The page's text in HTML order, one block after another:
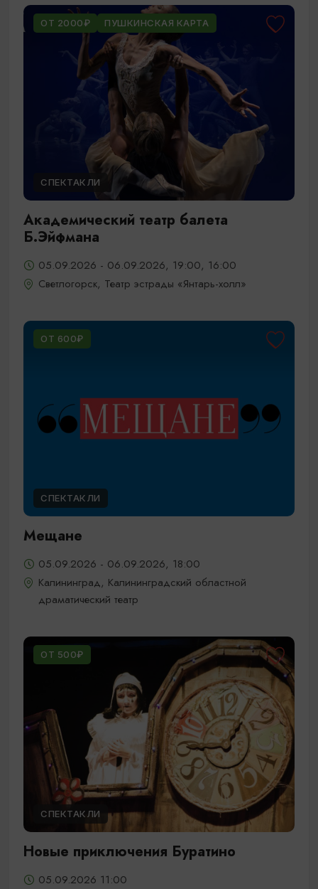
ОТ 2000₽ ПУШКИНСКАЯ КАРТА
СПЕКТАКЛИ
Академический театр балета
Б.Эйфмана
05.09.2026 - 06.09.2026, 19:00, 16:00
Светлогорск, Театр эстрады «Янтарь-холл»
ОТ 600₽
СПЕКТАКЛИ
Мещане
05.09.2026 - 06.09.2026, 18:00
Калининград, Калининградский областной
драматический театр
ОТ 500₽
СПЕКТАКЛИ
Новые приключения Буратино
05.09.2026 11:00